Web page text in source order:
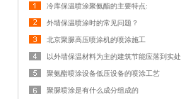
冷库保温喷涂聚氨酯的主要特点:
外墙保温喷涂时的常见问题？
北京聚脲高压喷涂机的喷涂施工
以外墙保温材料为主的建筑节能应落到实处
聚氨酯喷涂设备低压设备的喷涂工艺
聚脲喷涂是有什么成分组成的